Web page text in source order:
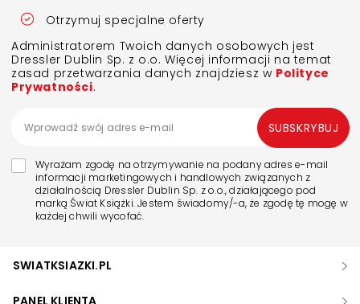
Otrzymuj specjalne oferty
Administratorem Twoich danych osobowych jest
Dressler Dublin Sp. z o.o. Więcej informacji na temat
zasad przetwarzania danych znajdziesz w Polityce
Prywatności.
Wyrażam zgodę na otrzymywanie na podany adres e-mail
informacji marketingowych i handlowych związanych z
działalnością Dressler Dublin Sp. z o.o., działającego pod
marką Świat Książki. Jestem świadomy/-a, że zgodę tę mogę w
każdej chwili wycofać.
SUBSKRYBUJ
SWIATKSIAZKI.PL
PANEL KLIENTA